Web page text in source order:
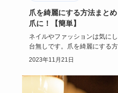
爪を綺麗にする方法まと
爪に！【簡単】
ネイルやファッションは気に
台無しです。爪を綺麗にする
ないですよね？…
2023年11月21日